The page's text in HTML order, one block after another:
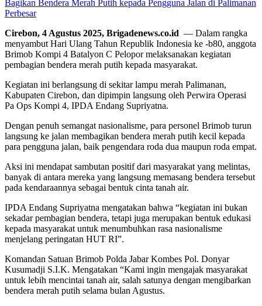
Perbesar
Cirebon, 4 Agustus 2025, Brigadenews.co.id — Dalam rangka
menyambut Hari Ulang Tahun Republik Indonesia ke -b80, anggota
Brimob Kompi 4 Batalyon C Pelopor melaksanakan kegiatan
pembagian bendera merah putih kepada masyarakat.
Kegiatan ini berlangsung di sekitar lampu merah Palimanan,
Kabupaten Cirebon, dan dipimpin langsung oleh Perwira Operasi
Pa Ops Kompi 4, IPDA Endang Supriyatna.
Dengan penuh semangat nasionalisme, para personel Brimob turun
langsung ke jalan membagikan bendera merah putih kecil kepada
para pengguna jalan, baik pengendara roda dua maupun roda empat.
Aksi ini mendapat sambutan positif dari masyarakat yang melintas,
banyak di antara mereka yang langsung memasang bendera tersebut
pada kendaraannya sebagai bentuk cinta tanah air.
IPDA Endang Supriyatna mengatakan bahwa “kegiatan ini bukan
sekadar pembagian bendera, tetapi juga merupakan bentuk edukasi
kepada masyarakat untuk menumbuhkan rasa nasionalisme
menjelang peringatan HUT RI”.
Komandan Satuan Brimob Polda Jabar Kombes Pol. Donyar
Kusumadji S.I.K. Mengatakan “Kami ingin mengajak masyarakat
untuk lebih mencintai tanah air, salah satunya dengan mengibarkan
bendera merah putih selama bulan Agustus.